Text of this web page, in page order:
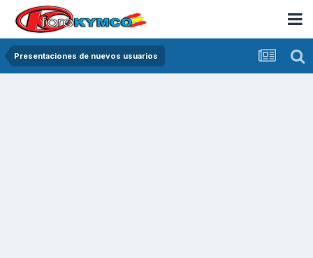
Presentaciones de nuevos usuarios